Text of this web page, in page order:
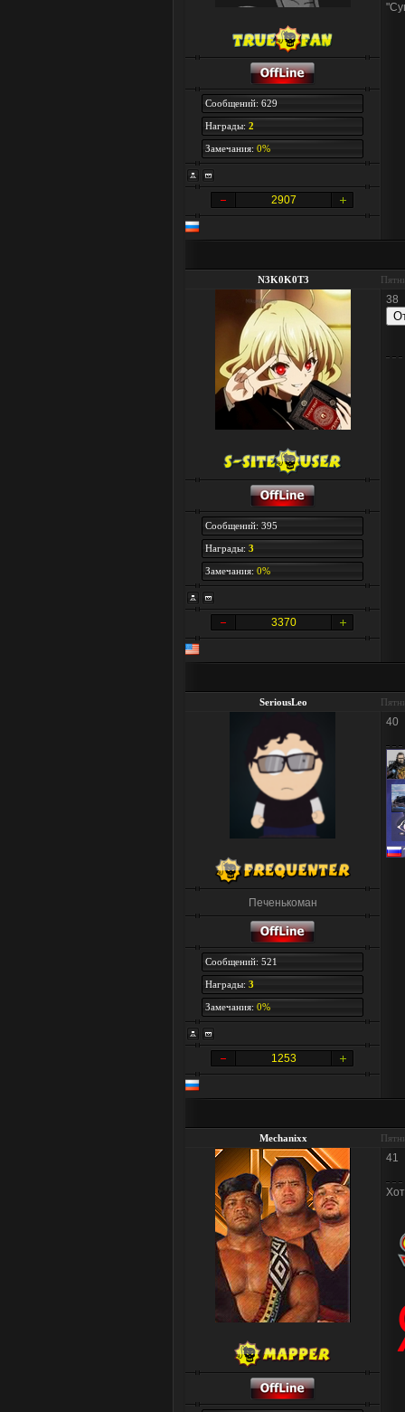
Сообщений: 629
Награды: 2
Замечания: 0%
2907
N3K0K0T3
Сообщений: 395
Награды: 3
Замечания: 0%
3370
38
SeriousLeo
Печенькоман
Сообщений: 521
Награды: 3
Замечания: 0%
1253
40
Mechanixx
41